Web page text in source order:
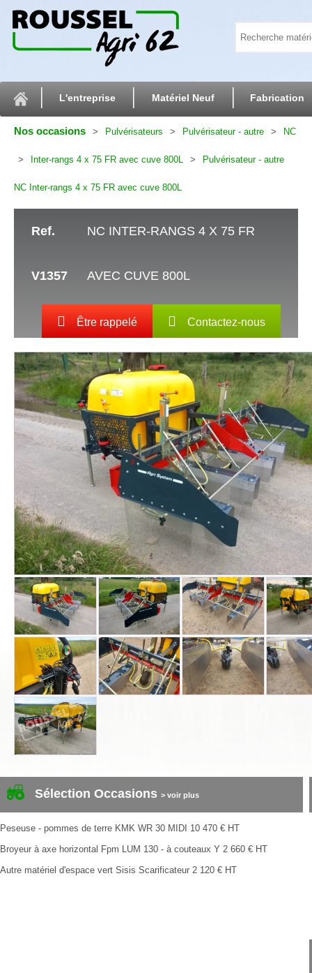
L'entreprise Matériel Neuf Fabrication
Nos occasions Pulvérisateurs Pulvérisateur - autre NC
Inter-rangs 4 x 75 FR avec cuve 800L Pulvérisateur - autre
NC Inter-rangs 4 x 75 FR avec cuve 800L
NC INTER-RANGS 4 X 75 FR
AVEC CUVE 800L
Ref.
V1357
Être rappelé Contactez-nous
Sélection Occasions > voir plus
Peseuse - pommes de terre KMK WR 30 MIDI 10 470 € HT
Broyeur à axe horizontal Fpm LUM 130 - à couteaux Y 2 660 € HT
Autre matériel d'espace vert Sisis Scarificateur 2 120 € HT